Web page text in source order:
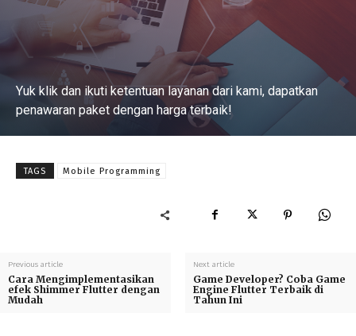
Yuk klik dan ikuti ketentuan layanan dari kami, dapatkan
penawaran paket dengan harga terbaik!
Baca Selengkapnya
TAGS Mobile Programming
Previous article
Cara Mengimplementasikan
efek Shimmer Flutter dengan
Mudah
Next article
Game Developer? Coba Game
Engine Flutter Terbaik di
Tahun Ini